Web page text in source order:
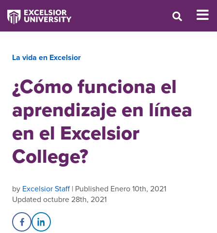
La vida en Excelsior
¿Cómo funciona el
aprendizaje en línea
en el Excelsior
College?
by Excelsior Staff| Published Enero 10th, 2021
Updated octubre 28th, 2021
Share on Facebook
Share on LinkedIn